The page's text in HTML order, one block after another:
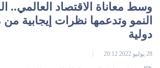
وسط معاناة الاقتصاد العالمي..
النمو وتدعمها نظرات إيجابية
دولية
28 يوليو 2022 20:12